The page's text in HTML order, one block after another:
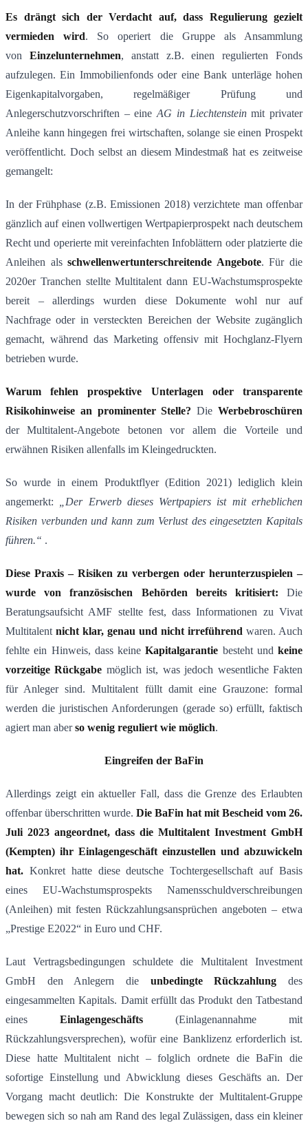
Es drängt sich der Verdacht auf, dass Regulierung gezielt
vermieden wird. So operiert die Gruppe als Ansammlung
von Einzelunternehmen, anstatt z.B. einen regulierten Fonds
aufzulegen. Ein Immobilienfonds oder eine Bank unterläge hohen
Eigenkapitalvorgaben, regelmäßiger Prüfung und
Anlegerschutzvorschriften – eineAG in Liechtensteinmit privater
Anleihe kann hingegen frei wirtschaften, solange sie einen Prospekt
veröffentlicht. Doch selbst an diesem Mindestmaß hat es zeitweise
gemangelt:
In der Frühphase (z.B. Emissionen 2018) verzichtete man offenbar
gänzlich auf einen vollwertigen Wertpapierprospekt nach deutschem
Recht und operierte mit vereinfachten Infoblättern oder platzierte die
Anleihen alsschwellenwertunterschreitende Angebote. Für die
2020er Tranchen stellte Multitalent dann EU-Wachstumsprospekte
bereit – allerdings wurden diese Dokumente wohl nur auf
Nachfrage oder in versteckten Bereichen der Website zugänglich
gemacht, während das Marketing offensiv mit Hochglanz-Flyern
betrieben wurde.
Warum fehlen prospektive Unterlagen oder transparente
Risikohinweise an prominenter Stelle? DieWerbebroschüren
der Multitalent-Angebote betonen vor allem die Vorteile und
erwähnen Risiken allenfalls im Kleingedruckten​.
So wurde in einem Produktflyer (Edition 2021) lediglich klein
angemerkt:
„Der Erwerb dieses Wertpapiers ist mit erheblichen
Risiken verbunden und kann zum Verlust des eingesetzten Kapitals
führen.“ ​ .
Diese Praxis – Risiken zu verbergen oder herunterzuspielen –
wurde von französischen Behörden bereits kritisiert: Die
Beratungsaufsicht AMF stellte fest, dass Informationen zu Vivat
Multitalent nicht klar, genau und nicht irreführend waren​. Auch
fehlte ein Hinweis, dass keineKapitalgarantie besteht und keine
vorzeitige Rückgabe möglich ist, was jedoch wesentliche Fakten
für Anleger sind. Multitalent füllt damit eine Grauzone: formal
werden die juristischen Anforderungen (gerade so) erfüllt, faktisch
agiert man aberso wenig reguliert wie möglich.
Eingreifen der BaFin
Allerdings zeigt ein aktueller Fall, dass die Grenze des Erlaubten
offenbar überschritten wurde. Die BaFin hat mit Bescheid vom 26.
Juli 2023 angeordnet, dass die Multitalent Investment GmbH
(Kempten) ihr Einlagengeschäft einzustellen und abzuwickeln
hat​. Konkret hatte diese deutsche Tochtergesellschaft auf Basis
eines EU-Wachstumsprospekts Namensschuldverschreibungen
(Anleihen) mit festen Rückzahlungsansprüchen angeboten – etwa
„Prestige E2022“ in Euro und CHF​.
Laut Vertragsbedingungen schuldete die Multitalent Investment
GmbH den Anlegern die unbedingte Rückzahlung des
eingesammelten Kapitals​. Damit erfüllt das Produkt den Tatbestand
eines Einlagengeschäfts (Einlagenannahme mit
Rückzahlungsversprechen), wofür eine Banklizenz erforderlich ist.
Diese hatte Multitalent nicht – folglich ordnete die BaFin die
sofortige Einstellung und Abwicklung dieses Geschäfts an​. Der
Vorgang macht deutlich: Die Konstrukte der Multitalent-Gruppe
bewegen sich so nah am Rand des legal Zulässigen, dass ein kleiner